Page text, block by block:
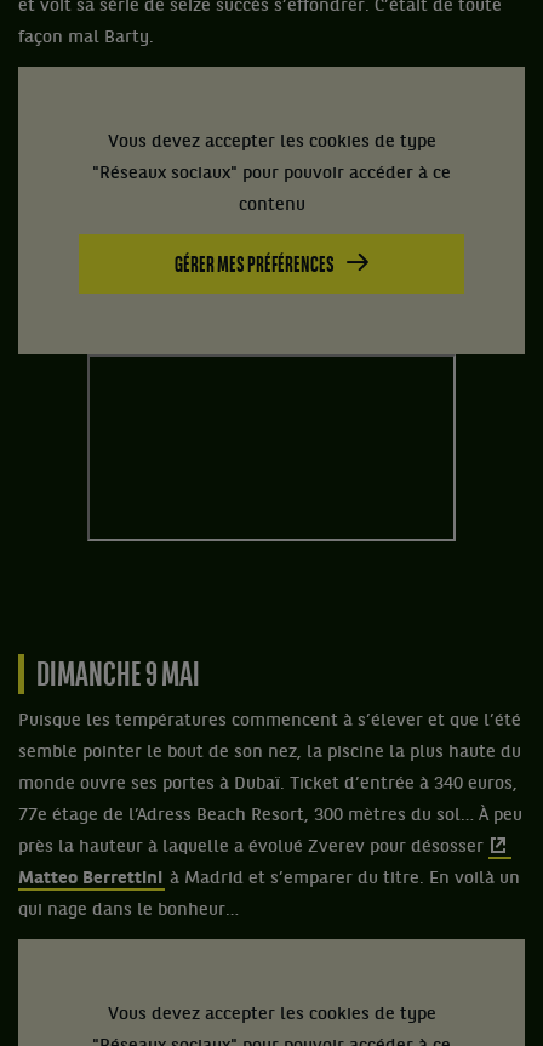
et voit sa série de seize succès s’effondrer. C’était de toute
façon mal Barty.
Vous devez accepter les cookies de type
"Réseaux sociaux" pour pouvoir accéder à ce
contenu
GÉRER MES PRÉFÉRENCES
DIMANCHE 9 MAI
Puisque les températures commencent à s’élever et que l’été
semble pointer le bout de son nez, la piscine la plus haute du
monde ouvre ses portes à Dubaï. Ticket d’entrée à 340 euros,
77e étage de l’Adress Beach Resort, 300 mètres du sol… À peu
près la hauteur à laquelle a évolué Zverev pour désosser
Matteo Berrettini
à Madrid et s’emparer du titre. En voilà un
qui nage dans le bonheur…
Vous devez accepter les cookies de type